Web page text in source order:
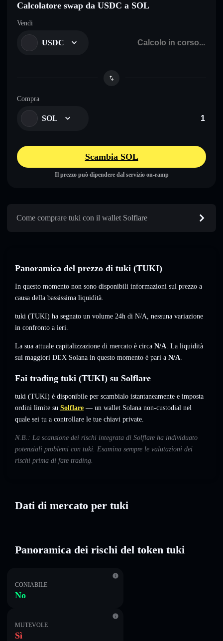
Calcolatore swap da USDC a SOL
Vendi
USDC
Compra
SOL
Scambia SOL
Il prezzo può dipendere dal servizio on-ramp
Come comprare tuki con il wallet Solflare
Panoramica del prezzo di tuki (TUKI)
In questo momento non sono disponibili informazioni sul prezzo a
causa della bassissima liquidità.
tuki (TUKI) ha segnato un volume 24h di N/A, nessuna variazione
in confronto a ieri.
La sua attuale capitalizzazione di mercato è circa N/A. La liquidità
sui maggiori DEX Solana in questo momento è pari a N/A.
Fai trading tuki (TUKI) su Solflare
tuki (TUKI) è disponibile per scambialo istantaneamente e imposta
ordini limite su Solflare — un wallet Solana non-custodial nel
quale sei tu a controllare le tue chiavi private.
N.B.: La scansione dei rischi integrata di Solflare ha individuato
potenziali problemi con tuki. Esamina sempre le valutazioni dei
rischi prima di fare trading.
Dati di mercato per tuki
Panoramica dei rischi del token tuki
CONIABILE
No
MUTEVOLE
Sì